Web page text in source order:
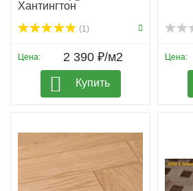
Хантингтон
(1)
Цена: 2 390 ₽/м2
Купить
Цена: